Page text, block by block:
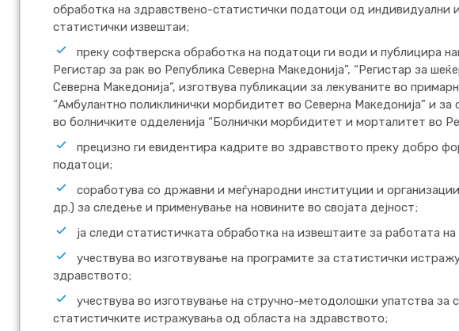
обработка на здравствено-статистички податоци од индивидуални
статистички извештаи;
преку софтверска обработка на податоци ги води и публицира
Регистар за рак во Република Северна Македонија”, “Регистар за
Северна Македонија”, изготвува публикации за лекуваните во
“Амбулантно поликлинички морбидитет во Северна Македонија” и за
во болничките одделенија “Болнички морбидитет и морталитет во
прецизно ги евидентира кадрите во здравството преку добро
податоци;
соработува со државни и меѓународни институции и
др.) за следење и применување на новините во својата дејност;
ја следи статистичката обработка на извештаите за работата
учествува во изготвување на програмите за статистички
здравството;
учествува во изготвување на стручно-методолошки упатства за
статистичките истражувања од областа на здравството;